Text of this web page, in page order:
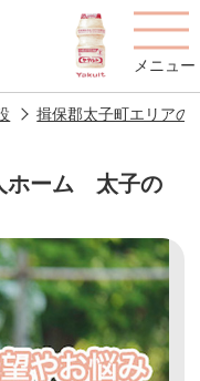
メニュー
お探しの方へ
るご質問
揖保郡太子町エリアの
ホーム 太子の